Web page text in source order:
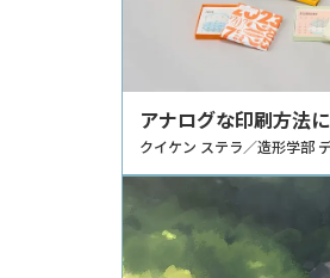
アナログな印刷方法
印刷を用いたカレン
クイケン ステラ／造形学部